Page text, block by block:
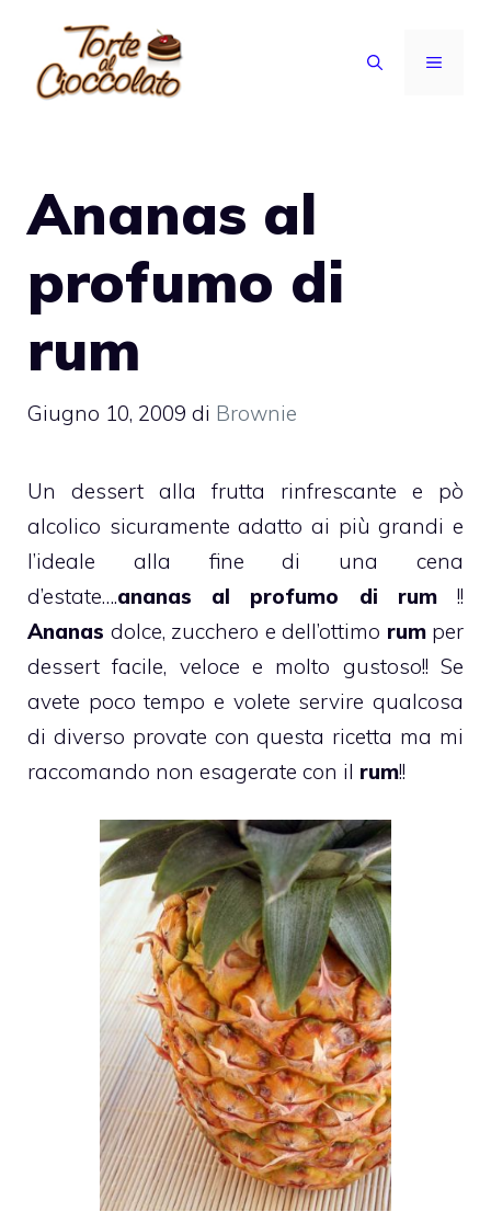
contenuto
MENU
Ananas al
profumo di
rum
Giugno 10, 2009 di Brownie
Un dessert alla frutta rinfrescante e pò
alcolico sicuramente adatto ai più grandi e
l’ideale alla fine di una cena
d’estate….ananas al profumo di rum
!!
Ananas dolce, zucchero e dell’ottimo rumper
dessert facile, veloce e molto gustoso!! Se
avete poco tempo e volete servire qualcosa
di diverso provate con questa ricetta ma mi
raccomando non esagerate con il rum!!